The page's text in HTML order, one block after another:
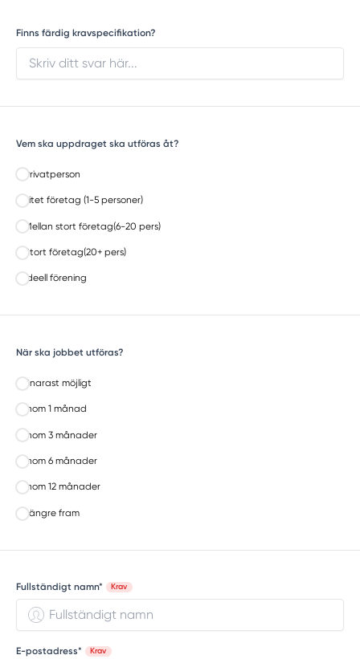
Finns färdig kravspecifikation?
Vem ska uppdraget ska utföras åt?
Privatperson
Litet företag (1-5 personer)
Mellan stort företag(6-20 pers)
Stort företag(20+ pers)
Ideell förening
När ska jobbet utföras?
Snarast möjligt
Inom 1 månad
Inom 3 månader
Inom 6 månader
Inom 12 månader
Längre fram
Fullständigt namn* Krav
E-postadress* Krav